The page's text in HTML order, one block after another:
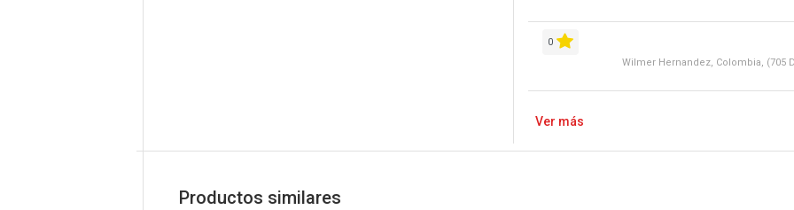
0
Wilmer Hernandez, Colombia, (705
Ver más
Productos similares